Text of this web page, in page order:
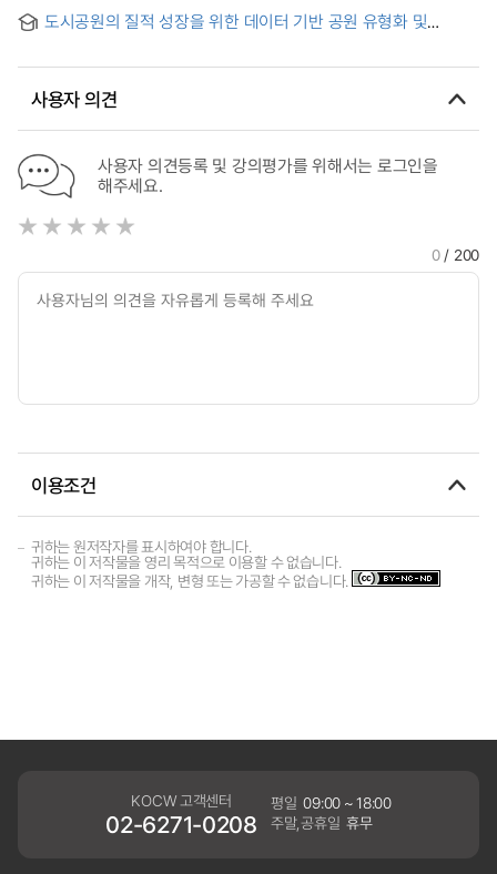
도시공원의 질적 성장을 위한 데이터 기반 공원 유형화 및
사용자 의견
사용자 의견등록 및 강의평가를 위해서는 로그인을
해주세요.
0/ 200
이용조건
귀하는 원저작자를 표시하여야 합니다.
귀하는 이 저작물을 영리 목적으로 이용할 수 없습니다.
귀하는 이 저작물을 개작, 변형 또는 가공할 수 없습니다.
KOCW 고객센터
02-6271-0208
평일 09:00 ~ 18:00
주말,공휴일 휴무